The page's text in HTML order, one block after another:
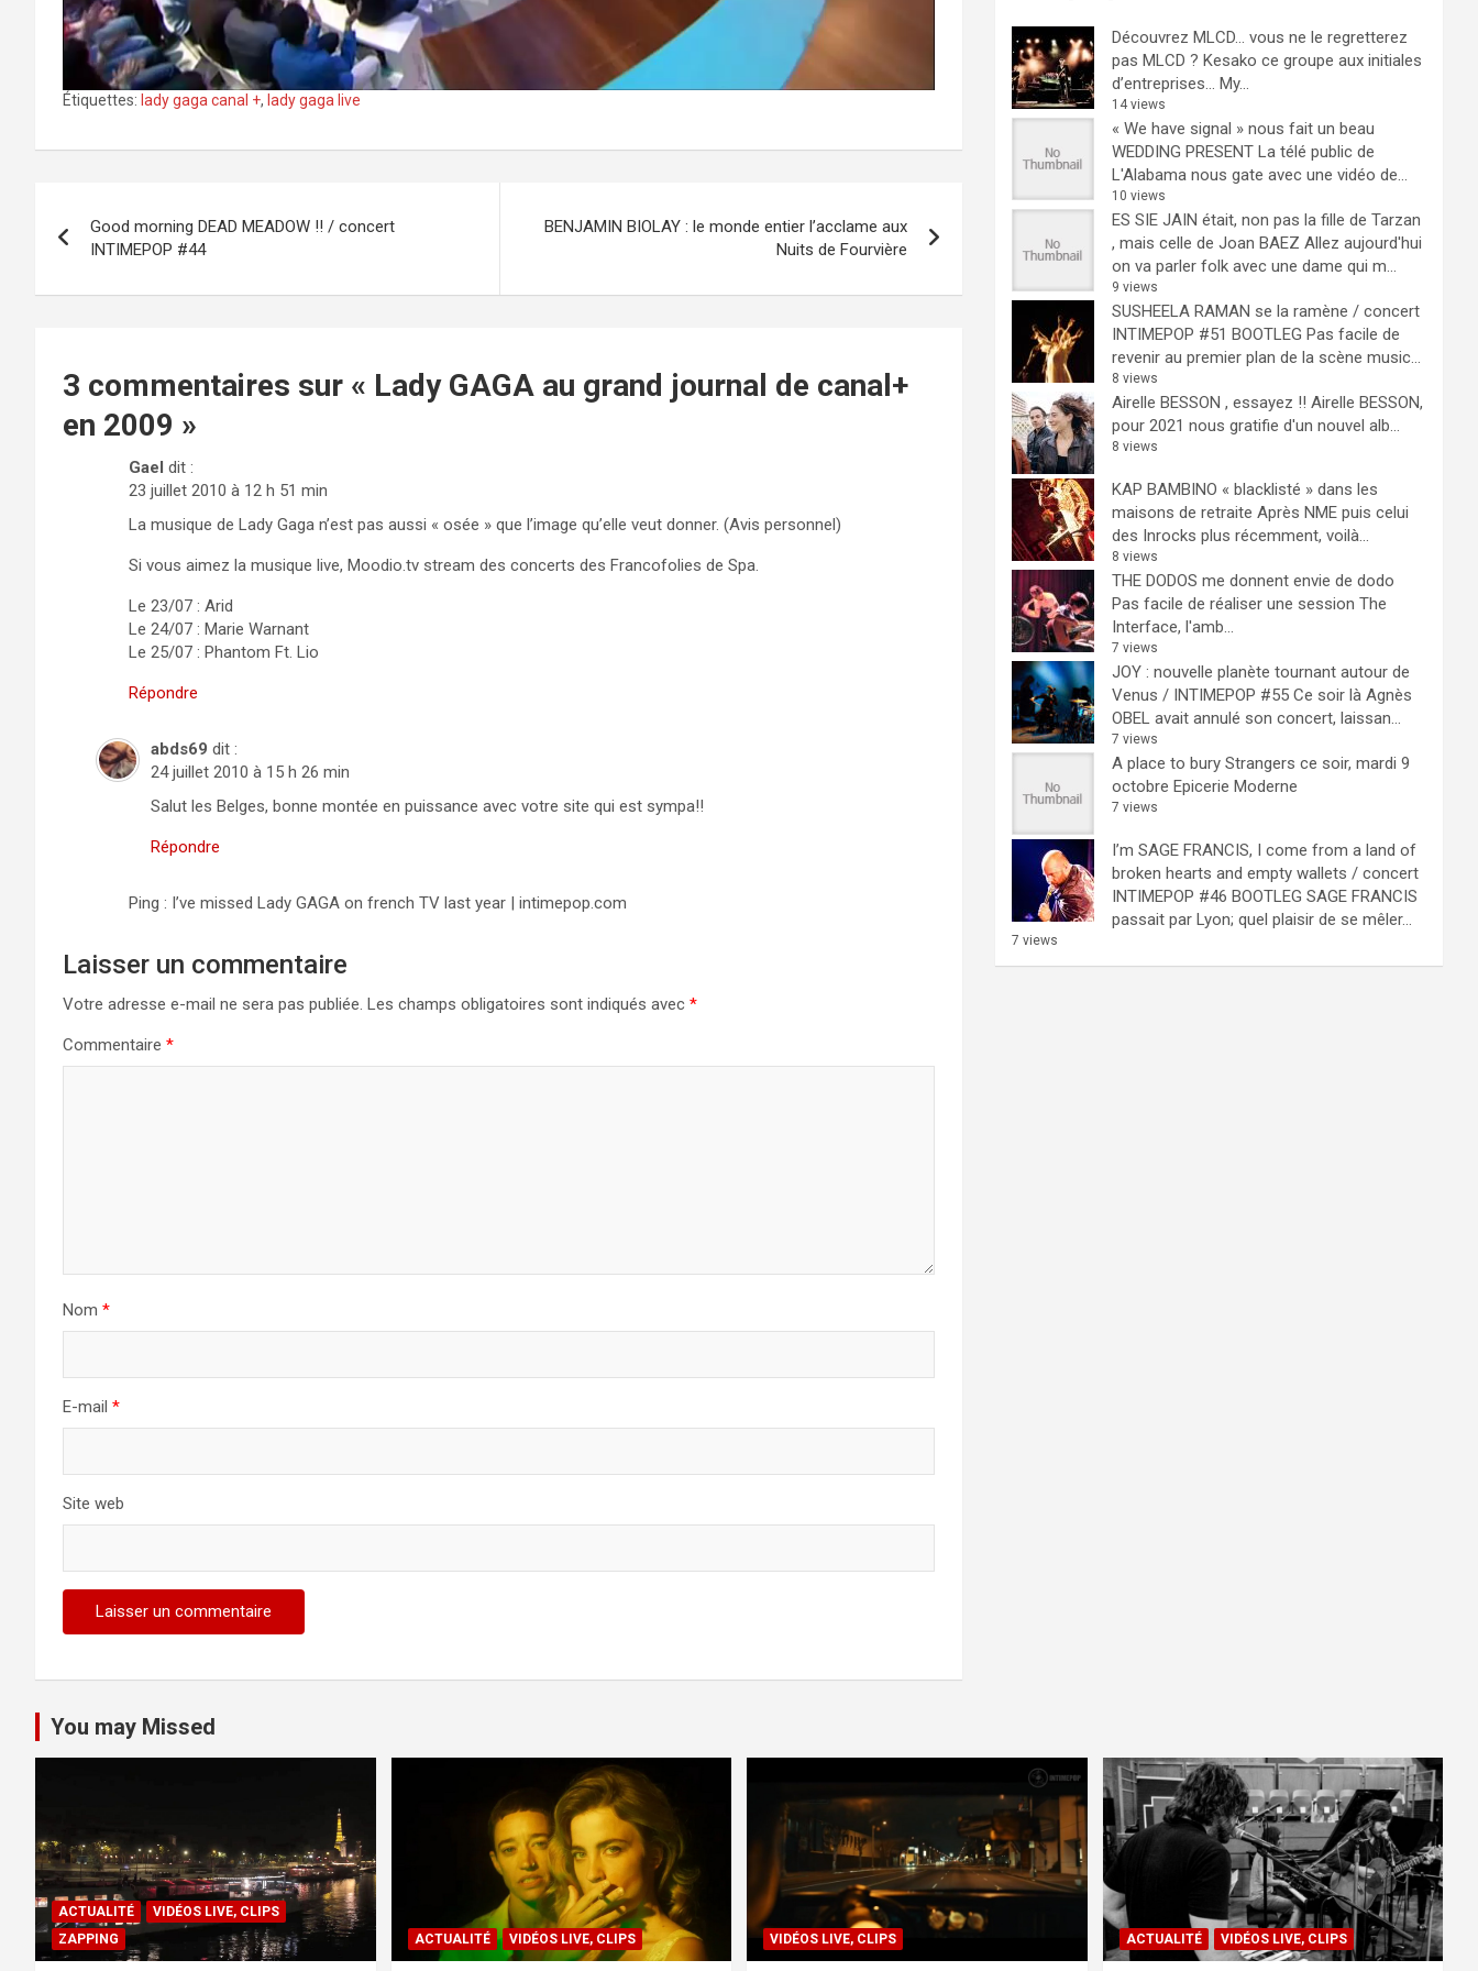
y
Étiquettes: lady gaga canal +, lady gaga live
de
l’article
Good morning DEAD MEADOW !! / concert
INTIMEPOP #44
BENJAMIN BIOLAY : le monde entier l’acclame aux
Nuits de Fourvière
3 commentaires sur « Lady GAGA au grand journal de canal+
en 2009 »
Gael dit :
23 juillet 2010 à 12 h 51 min
La musique de Lady Gaga n’est pas aussi « osée » que l’image qu’elle veut donner. (Avis personnel)
Si vous aimez la musique live, Moodio.tv stream des concerts des Francofolies de Spa.
Le 23/07 : Arid
Le 24/07 : Marie Warnant
Le 25/07 : Phantom Ft. Lio
Répondre
abds69 dit :
24 juillet 2010 à 15 h 26 min
Salut les Belges, bonne montée en puissance avec votre site qui est sympa!!
Répondre
Ping : I’ve missed Lady GAGA on french TV last year | intimepop.com
Laisser un commentaire
Votre adresse e-mail ne sera pas publiée. Les champs obligatoires sont indiqués avec *
Commentaire *
Nom *
E-mail *
Site web
Découvrez MLCD… vous ne le regretterez
pas MLCD ? Kesako ce groupe aux initiales
d’entreprises… My...
14 views
« We have signal » nous fait un beau
WEDDING PRESENT La télé public de
L'Alabama nous gate avec une vidéo de...
10 views
ES SIE JAIN était, non pas la fille de Tarzan
, mais celle de Joan BAEZ Allez aujourd'hui
on va parler folk avec une dame qui m...
9 views
SUSHEELA RAMAN se la ramène / concert
INTIMEPOP #51 BOOTLEG Pas facile de
revenir au premier plan de la scène music...
8 views
Airelle BESSON , essayez !! Airelle BESSON,
pour 2021 nous gratifie d'un nouvel alb...
8 views
KAP BAMBINO « blacklisté » dans les
maisons de retraite Après NME puis celui
des Inrocks plus récemment, voilà...
8 views
THE DODOS me donnent envie de dodo
Pas facile de réaliser une session The
Interface, l'amb...
7 views
JOY : nouvelle planète tournant autour de
Venus / INTIMEPOP #55 Ce soir là Agnès
OBEL avait annulé son concert, laissan...
7 views
A place to bury Strangers ce soir, mardi 9
octobre Epicerie Moderne
7 views
I’m SAGE FRANCIS, I come from a land of
broken hearts and empty wallets / concert
INTIMEPOP #46 BOOTLEG SAGE FRANCIS
passait par Lyon; quel plaisir de se mêler...
7 views
You may Missed
ACTUALITÉ
VIDÉOS LIVE, CLIPS
ZAPPING
ACTUALITÉ VIDÉOS LIVE, CLIPS VIDÉOS LIVE, CLIPS ACTUALITÉ VIDÉOS LIVE, CLIPS